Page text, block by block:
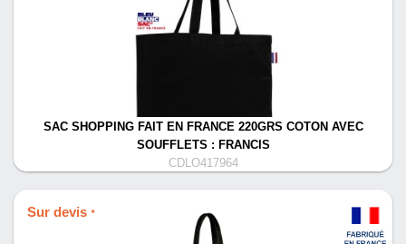
SAC SHOPPING FAIT EN FRANCE 220GRS COTON AVEC
SOUFFLETS : FRANCIS
CDLO417964
Sur devis *